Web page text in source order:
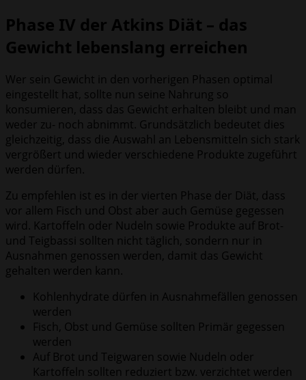
Phase IV der Atkins Diät – das
Gewicht lebenslang erreichen
Wer sein Gewicht in den vorherigen Phasen optimal
eingestellt hat, sollte nun seine Nahrung so
konsumieren, dass das Gewicht erhalten bleibt und man
weder zu- noch abnimmt. Grundsätzlich bedeutet dies
gleichzeitig, dass die Auswahl an Lebensmitteln sich stark
vergrößert und wieder verschiedene Produkte zugeführt
werden dürfen.
Zu empfehlen ist es in der vierten Phase der Diät, dass
vor allem Fisch und Obst aber auch Gemüse gegessen
wird. Kartoffeln oder Nudeln sowie Produkte auf Brot-
und Teigbassi sollten nicht täglich, sondern nur in
Ausnahmen genossen werden, damit das Gewicht
gehalten werden kann.
Kohlenhydrate dürfen in Ausnahmefällen genossen
werden
Fisch, Obst und Gemüse sollten Primär gegessen
werden
Auf Brot und Teigwaren sowie Nudeln oder
Kartoffeln sollten reduziert bzw. verzichtet werden